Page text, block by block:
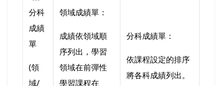
分科
成績
單
(領
域/
領域成績單：
成績依領域順
序列出，學習
領域在前彈性
學習課程在
分科成績單：
依課程設定的排序
將各科成績列出。